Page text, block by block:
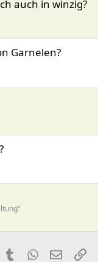
auch in winzig?
Garnelen?
Tumblr WhatsApp
E-Mail